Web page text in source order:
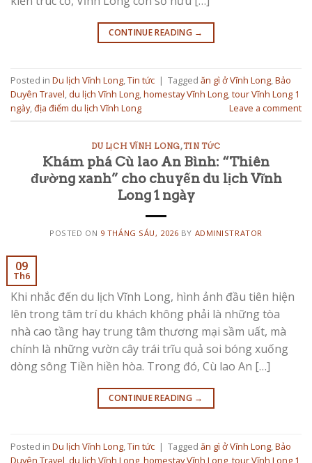
CONTINUE READING →
Posted in Du lịch Vĩnh Long,Tin tức | Tagged ăn gì ở Vĩnh Long,Bảo
Duyên Travel, du lịch Vĩnh Long,homestay Vĩnh Long,tour Vĩnh Long 1
ngày,địa điểm du lịch Vĩnh Long Leave a comment
DU LỊCH VĨNH LONG,TIN TỨC
Khám phá Cù lao An Bình: “Thiên
đường xanh” cho chuyến du lịch Vĩnh
Long 1 ngày
POSTED ON 9 THÁNG SÁU, 2026 BY ADMINISTRATOR
09
Th6
Khi nhắc đến du lịch Vĩnh Long, hình ảnh đầu tiên hiện
lên trong tâm trí du khách không phải là những tòa
nhà cao tầng hay trung tâm thương mại sầm uất, mà
chính là những vườn cây trái trĩu quả soi bóng xuống
dòng sông Tiền hiền hòa. Trong đó, Cù lao An […]
CONTINUE READING →
Posted in Du lịch Vĩnh Long Tin tức | Tagged ăn gì ở Vĩnh Long Bảo
Duyên Travel du lịch Vĩnh Long homestay Vĩnh Long tour Vĩnh Long 1